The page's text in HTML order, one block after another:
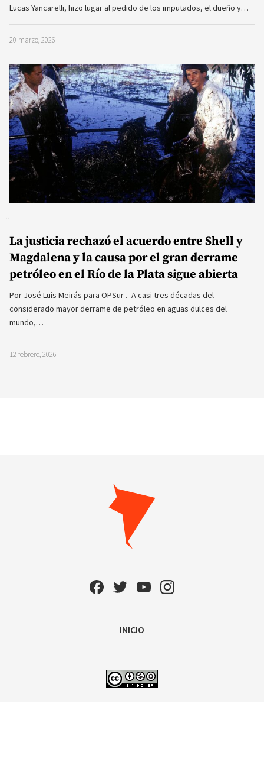
Lucas Yancarelli, hizo lugar al pedido de los imputados, el dueño y…
20 marzo, 2026
La justicia rechazó el acuerdo entre Shell y
Magdalena y la causa por el gran derrame
petróleo en el Río de la Plata sigue abierta
Por José Luis Meirás para OPSur .- A casi tres décadas del
considerado mayor derrame de petróleo en aguas dulces del
mundo,…
12 febrero, 2026
INICIO